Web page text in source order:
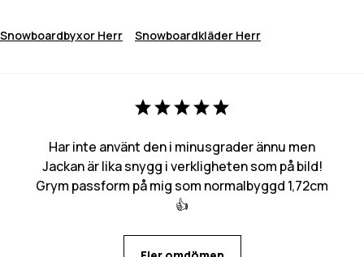
Snowboardbyxor Herr Snowboardkläder Herr
Har inte använt den i minusgrader ännu men
Jackan är lika snygg i verkligheten som på bild!
Grym passform på mig som normalbyggd 1,72cm
👍